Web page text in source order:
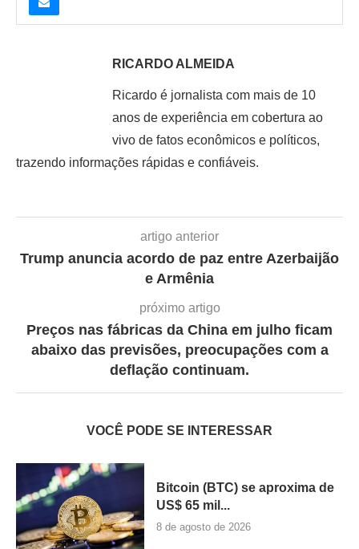
RICARDO ALMEIDA
Ricardo é jornalista com mais de 10
anos de experiência em cobertura ao
vivo de fatos econômicos e políticos,
trazendo informações rápidas e confiáveis.
artigo anterior
Trump anuncia acordo de paz entre Azerbaijão
e Armênia
próximo artigo
Preços nas fábricas da China em julho ficam
abaixo das previsões, preocupações com a
deflação continuam.
VOCÊ PODE SE INTERESSAR
Bitcoin (BTC) se aproxima de
US$ 65 mil...
8 de agosto de 2026